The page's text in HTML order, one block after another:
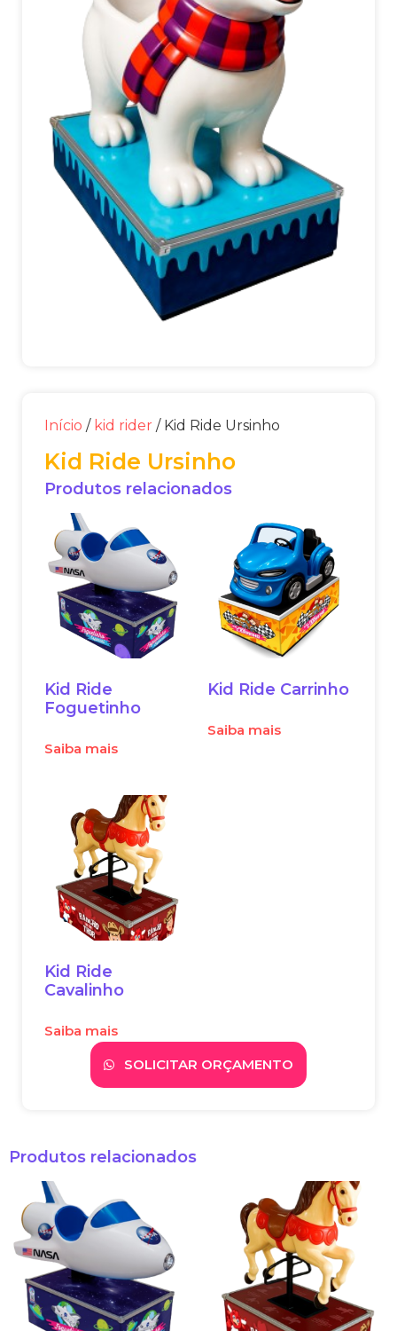
Início / kid rider / Kid Ride Ursinho
Kid Ride Ursinho
Produtos relacionados
Kid Ride
Foguetinho
Saiba mais
Kid Ride Carrinho
Saiba mais
Kid Ride
Cavalinho
Saiba mais
SOLICITAR ORÇAMENTO
Produtos relacionados